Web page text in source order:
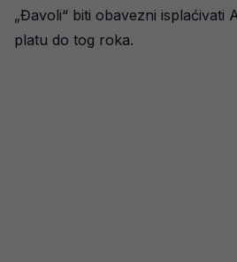
„Đavoli“ biti obavezni isplaćivati
platu do tog roka.